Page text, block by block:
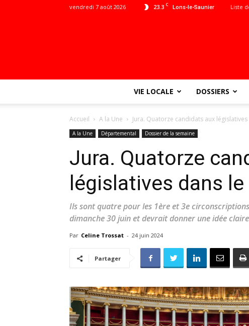
23.3 C Lons-le-Saunier
vendredi 7 août 2026 Liste
VIE LOCALE DOSSIERS
Accueil A la Une Jura. Quatorze candidats aux législatives
A la Une Départemental Dossier de la semaine
Jura. Quatorze
législatives dans
Ils sont quatre pour les 1ère et 3e
dimanche 30 juin et devrait donner une idée
Par Celine Trossat - 24 juin 2024
Partager